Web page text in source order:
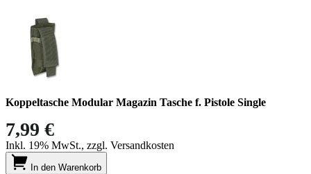
Koppeltasche Modular Magazin Tasche f. Pistole Single
7,99 €
Inkl. 19% MwSt., zzgl. Versandkosten
In den Warenkorb